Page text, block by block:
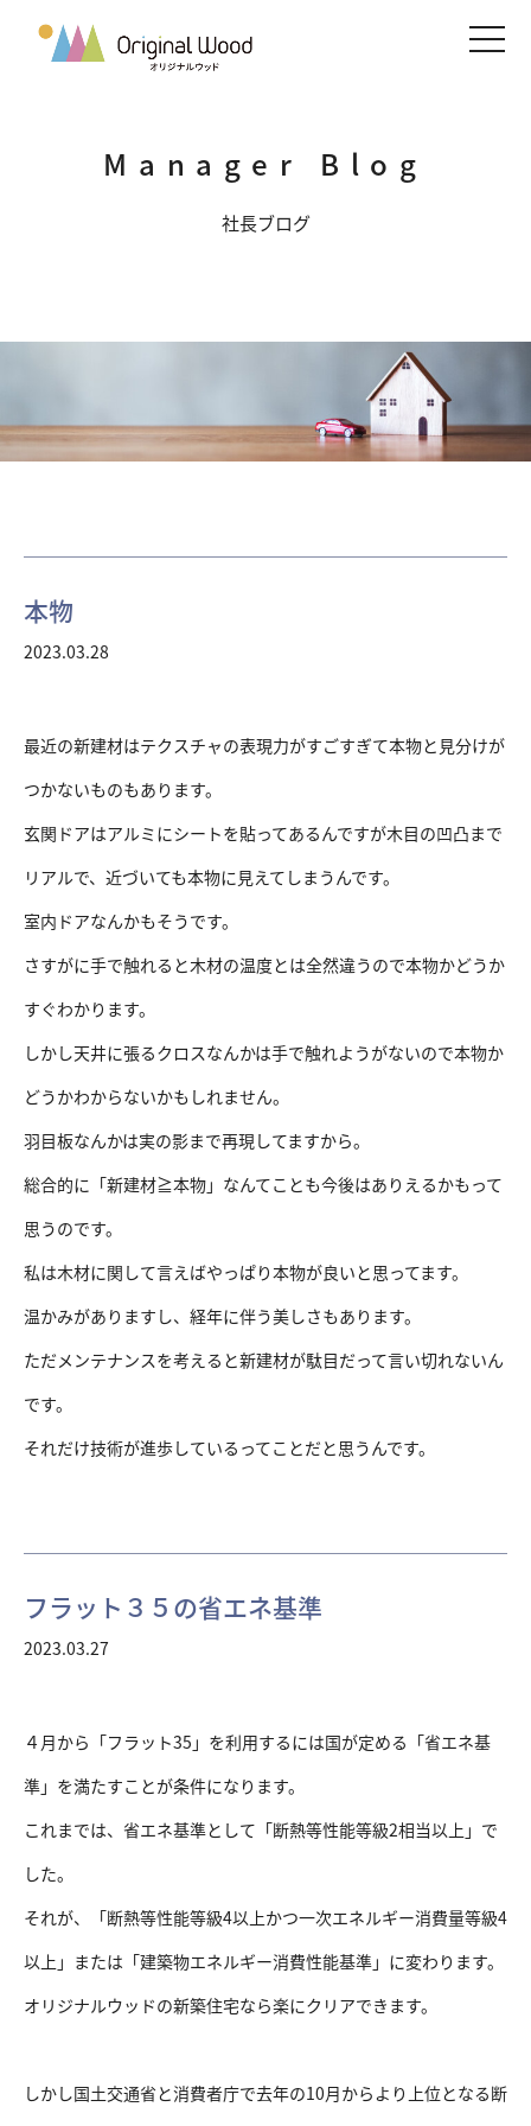
メニ
Manager Blog
社長ブログ
本物
2023.03.28
最近の新建材はテクスチャの表現力がすごすぎて本物と見分けが
つかないものもあります。
玄関ドアはアルミにシートを貼ってあるんですが木目の凹凸まで
リアルで、近づいても本物に見えてしまうんです。
室内ドアなんかもそうです。
さすがに手で触れると木材の温度とは全然違うので本物かどうか
すぐわかります。
しかし天井に張るクロスなんかは手で触れようがないので本物か
どうかわからないかもしれません。
羽目板なんかは実の影まで再現してますから。
総合的に「新建材≧本物」なんてことも今後はありえるかもって
思うのです。
私は木材に関して言えばやっぱり本物が良いと思ってます。
温かみがありますし、経年に伴う美しさもあります。
ただメンテナンスを考えると新建材が駄目だって言い切れないん
です。
それだけ技術が進歩しているってことだと思うんです。
フラット３５の省エネ基準
2023.03.27
４月から「フラット35」を利用するには国が定める「省エネ基
準」を満たすことが条件になります。
これまでは、省エネ基準として「断熱等性能等級2相当以上」で
した。
それが、「断熱等性能等級4以上かつ一次エネルギー消費量等級4
以上」または「建築物エネルギー消費性能基準」に変わります。
オリジナルウッドの新築住宅なら楽にクリアできます。
しかし国土交通省と消費者庁で去年の10月からより上位となる断